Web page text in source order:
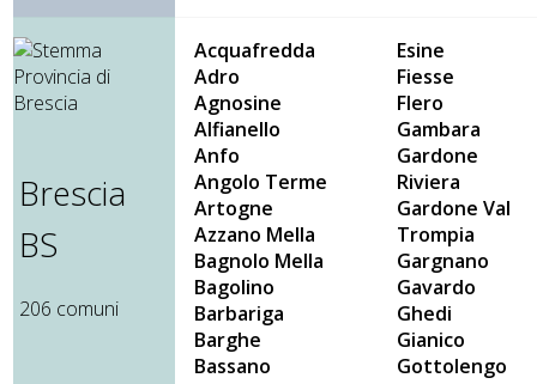
Brescia
BS
206 comuni
Acquafredda
Adro
Agnosine
Alfianello
Anfo
Angolo Terme
Artogne
Azzano Mella
Bagnolo Mella
Bagolino
Barbariga
Barghe
Bassano
Esine
Fiesse
Flero
Gambara
Gardone
Riviera
Gardone Val
Trompia
Gargnano
Gavardo
Ghedi
Gianico
Gottolengo